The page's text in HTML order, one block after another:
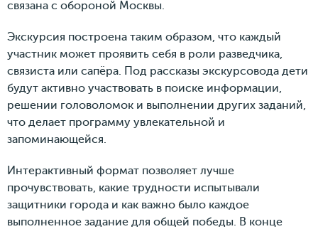
связана с обороной Москвы.
Экскурсия построена таким образом, что каждый
участник может проявить себя в роли разведчика,
связиста или сапёра. Под рассказы экскурсовода дети
будут активно участвовать в поиске информации,
решении головоломок и выполнении других заданий,
что делает программу увлекательной и
запоминающейся.
Интерактивный формат позволяет лучше
прочувствовать, какие трудности испытывали
защитники города и как важно было каждое
выполненное задание для общей победы. В конце